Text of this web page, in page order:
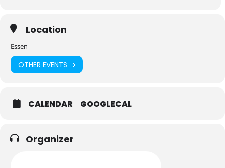
Location
Essen
OTHER EVENTS
CALENDAR GOOGLECAL
Organizer